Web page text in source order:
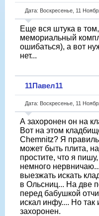
Дата: Воскресенье, 11
Еще вся штука в
мемориальный
ошибаться), а вот
нет...
11Павел11
Дата: Воскресенье, 11
А захоронен он на
Вот на этом
Chemnitz? Я
может быть плита,
простите, что я
немного
выезжать искать
в Ольсниц... На две
перед бабушкой
искал инфу.... Но так
захоронен.